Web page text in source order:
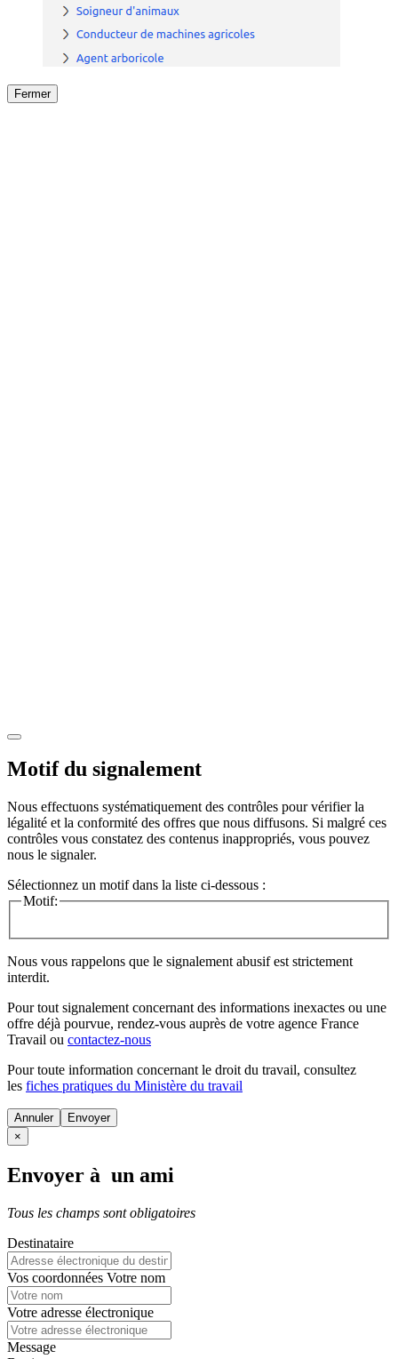
Fermer
Motif du signalement
Nous effectuons systématiquement des contrôles pour vérifier la
légalité et la conformité des offres que nous diffusons. Si malgré ces
contrôles vous constatez des contenus inappropriés, vous pouvez
nous le signaler.
Sélectionnez un motif dans la liste ci-dessous :
Motif:
Nous vous rappelons que le signalement abusif est strictement
interdit.
Pour tout signalement concernant des informations inexactes ou une
offre déjà pourvue, rendez-vous auprès de votre agence France
Travail ou contactez-nous
Pour toute information concernant le droit du travail, consultez
les fiches pratiques du Ministère du travail
Annuler
×
Envoyer à un ami
Tous les champs sont obligatoires
Destinataire
Vos coordonnées Votre nom
Votre adresse électronique
Message